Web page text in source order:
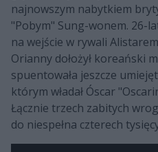
najnowszym nabytkiem
"Pobym" Sung-wonem. 26-
na wejście w rywali
Orianny dołożył koreański
spuentowała jeszcze
którym władał Óscar
Łącznie trzech zabitych
do niespełna czterech